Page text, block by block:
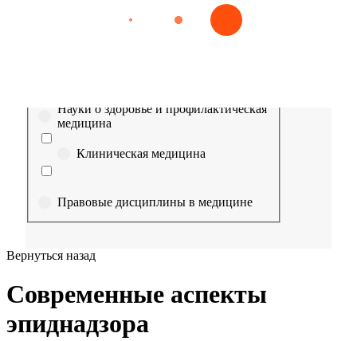
Эпидемиология Медицинская помощь
Выберите направление
Науки о здоровье и профилактическая
медицина
Клиническая медицина
Правовые дисциплины в медицине
медицине
Вернуться назад
Современные аспекты
эпиднадзора